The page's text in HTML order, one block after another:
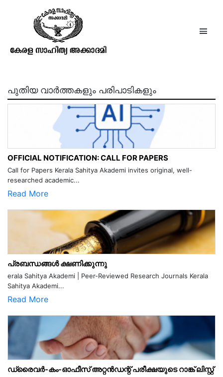
ദേശബന്ധുദാസ്
പുതിയ വാർത്തകളും പരിപാടികളും
OFFICIAL NOTIFICATION: CALL FOR PAPERS
Call for Papers Kerala Sahitya Akademi invites original, well-
researched academic...
Read More
പ്രബന്ധങ്ങൾ ക്ഷണിക്കുന്നു
erala Sahitya Akademi | Peer-Reviewed Research Journals Kerala
Sahitya Akademi...
Read More
ഡ്രൈവർ-കം-ഓഫീസ് അറ്റൻഡന്റ് പരീക്ഷയുടെ റാങ്ക് ലിസ്റ്റ്